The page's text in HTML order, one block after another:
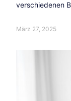
verschiedenen
März 27, 2025